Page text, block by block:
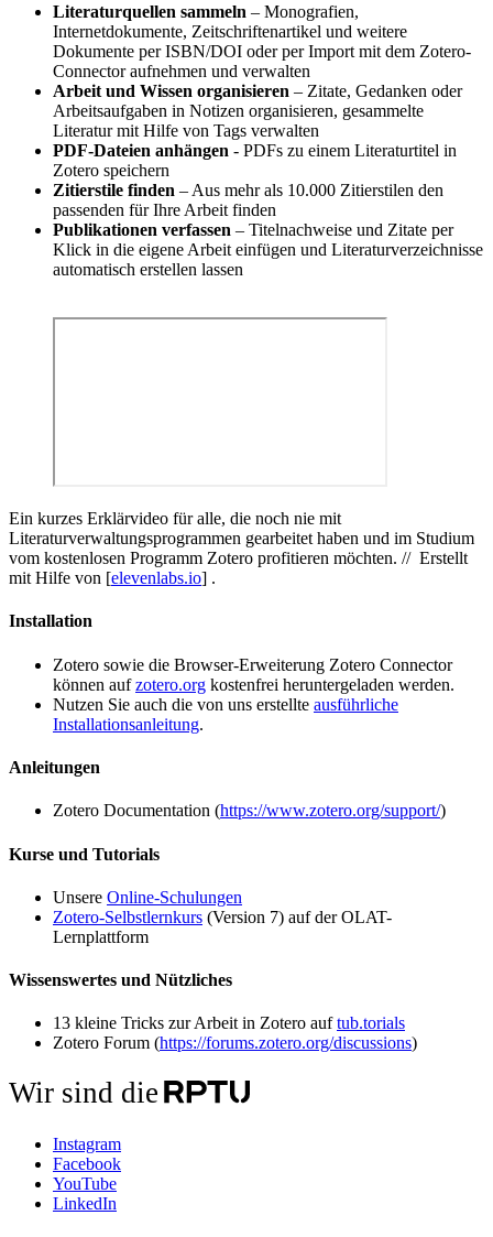
Literaturquellen sammeln – Monografien,
Internetdokumente, Zeitschriftenartikel und weitere
Dokumente per ISBN/DOI oder per Import mit dem Zotero-
Connector aufnehmen und verwalten
Arbeit und Wissen organisieren – Zitate, Gedanken oder
Arbeitsaufgaben in Notizen organisieren, gesammelte
Literatur mit Hilfe von Tags verwalten
PDF-Dateien anhängen - PDFs zu einem Literaturtitel in
Zotero speichern
Zitierstile finden – Aus mehr als 10.000 Zitierstilen den
passenden für Ihre Arbeit finden
Publikationen verfassen – Titelnachweise und Zitate per
Klick in die eigene Arbeit einfügen und Literaturverzeichnisse
automatisch erstellen lassen
Ein kurzes Erklärvideo für alle, die noch nie mit
Literaturverwaltungsprogrammen gearbeitet haben und im Studium
vom kostenlosen Programm Zotero profitieren möchten. // Erstellt
mit Hilfe von [elevenlabs.io] .
Installation
Zotero sowie die Browser-Erweiterung Zotero Connector
können aufzotero.org kostenfrei heruntergeladen werden.
Nutzen Sie auch die von uns erstellte ausführliche
Installationsanleitung.
Anleitungen
Zotero Documentation (https://www.zotero.org/support/)
Kurse und Tutorials
Unsere Online-Schulungen
Zotero-Selbstlernkurs (Version 7) auf der OLAT-
Lernplattform
Wissenswertes und Nützliches
13 kleine Tricks zur Arbeit in Zotero auftub.torials
Zotero Forum (https://forums.zotero.org/discussions)
Wir sind die
Instagram
Facebook
YouTube
LinkedIn